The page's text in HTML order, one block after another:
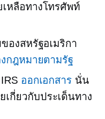
หลือทางโทรศัพท์
องสหรัฐอเมริกา
กฎหมายตามรัฐ
ออกเอกสาร นั่น
กี่ยวกับประเด็นทาง